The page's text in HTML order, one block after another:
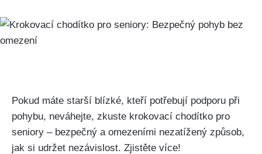
Pokud máte starší blízké, kteří potřebují podporu při
pohybu, neváhejte, zkuste krokovací chodítko pro
seniory – bezpečný a omezeními nezatížený způsob,
jak si udržet nezávislost. Zjistěte více!